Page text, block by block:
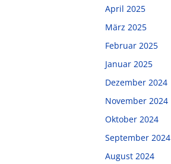
April 2025
März 2025
Februar 2025
Januar 2025
Dezember 2024
November 2024
Oktober 2024
September 2024
August 2024